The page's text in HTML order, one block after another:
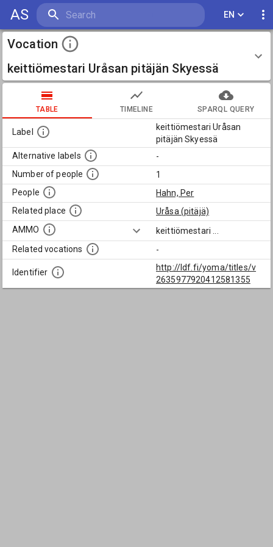
AS EN
Vocation
keittiömestari Uråsan pitäjän Skyessä
TABLE TIMELINE SPARQL QUERY
Label
keittiömestari Uråsan
pitäjän Skyessä
Alternative labels
-
Number of people
1
People
Hahn, Per
Related place
Uråsa (pitäjä)
AMMO
keittiömestari
Related vocations
-
Identifier
http://ldf.fi/yoma/titles/v
2635977920412581355